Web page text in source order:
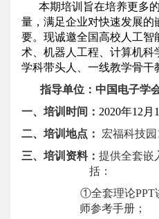
本期培训 旨在培养更多
量， 满足企业对快速发展的
要。现诚邀全国高校 人工智
术 、机器人工程、 计算机科
学科带头人、一线教学骨干
指导单位： 中国电子学
一、培训时间： 2020年12 月
二、培训地点：
宏福科技园
三、培训资料： 提供全套嵌
括：
①全套理论PPT
师参考手册 ；